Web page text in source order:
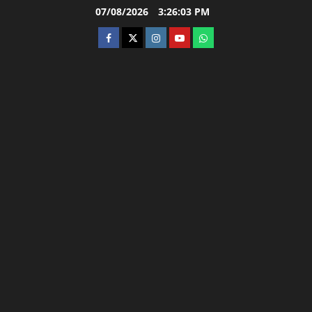
07/08/2026 3:26:04 PM
facebooktwitterinstagram.com
youtubewhatsapp